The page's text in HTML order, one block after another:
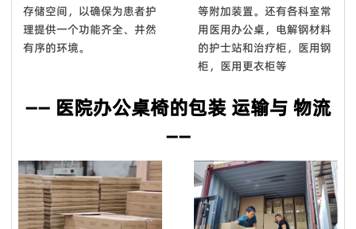
存储空间，以确保为患者护
理提供一个功能齐全、井然
有序的环境。
等附加装置。还有各科室常
用医用办公桌，电解钢材料
的护士站和治疗柜，医用钢
柜，医用更衣柜等
—— 医院办公桌椅的包装 运输与 物流
——